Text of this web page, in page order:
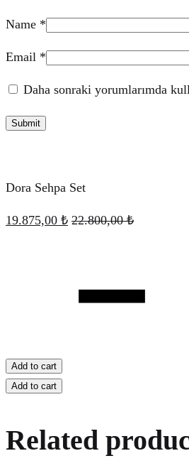
Name *
Email *
Daha sonraki yorumlarımda
Dora Sehpa Set
19.875,00 ₺ 22.800,00₺
Add to cart
Add to cart
Related